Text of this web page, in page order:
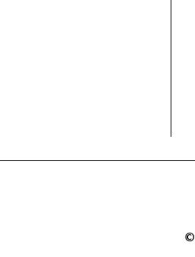
©